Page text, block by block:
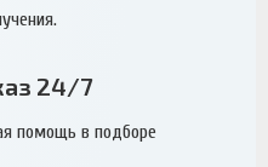
24/7
помощь в подборе